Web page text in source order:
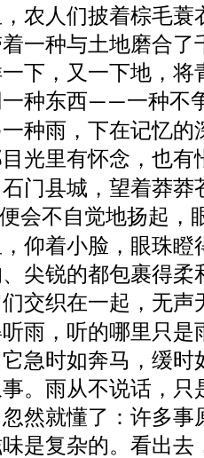
农人们披着棕毛蓑
一种与土地磨合
下，又一下地，
种东西——一种不
种雨，下在记忆
光里有怀念，也
门县城，望着莽
会不自觉地扬起，
仰着小脸，眼珠
尖锐的都包裹得
交织在一起，无声
雨，听的哪里只
急时如奔马，缓
。雨从不说话，
然就懂了：许多
是复杂的。看出去